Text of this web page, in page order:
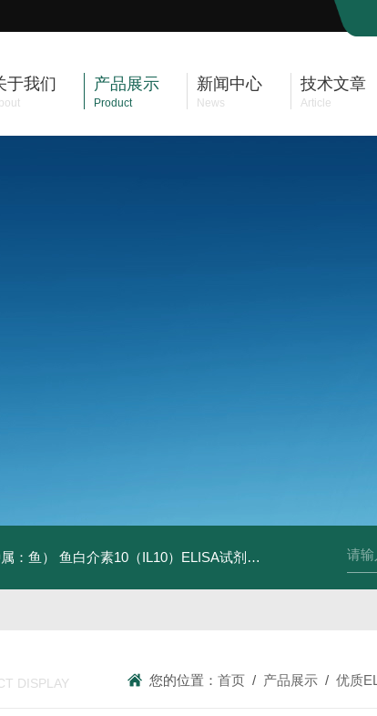
于我们 产品展示
Product
新闻中心
News
技术文章
Article
：鱼） 鱼白介素10（IL10）ELISA试剂盒发货及时 斑马鱼
DISPLAY 您的位置：首页 / 产品展示 /优质